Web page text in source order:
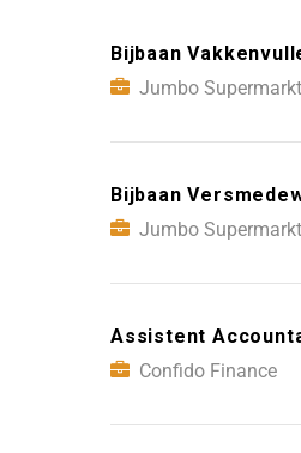
Bijbaan
Jumbo
Bijbaan
Jumbo
Assistent
Confido Finance